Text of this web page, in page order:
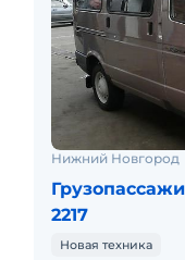
Нижний Новгород
2217
Новая техника